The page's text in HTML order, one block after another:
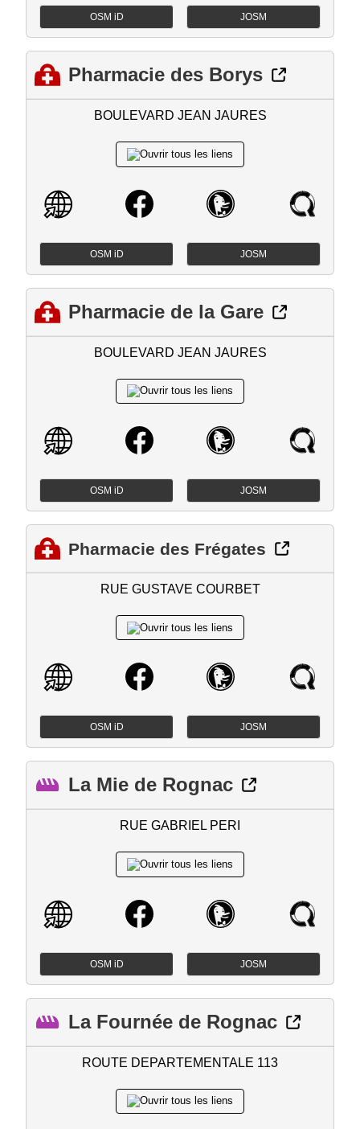
OSM iD JOSM
Pharmacie des Borys
BOULEVARD JEAN JAURES
OSM iD JOSM
Pharmacie de la Gare
BOULEVARD JEAN JAURES
OSM iD JOSM
Pharmacie des Frégates
RUE GUSTAVE COURBET
OSM iD JOSM
La Mie de Rognac
RUE GABRIEL PERI
OSM iD JOSM
La Fournée de Rognac
ROUTE DEPARTEMENTALE 113